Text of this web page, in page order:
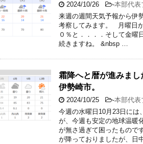
2024/10/26 -本部代表
来週の週間天気予報から伊
考察してみます。 月曜日
０％と．．．．そして金
続きますね。 &nbsp …
霜降へと暦が進みま
伊勢崎市。
2024/10/25 -本部代表
今週の水曜日10月23日には
が、今週も安定の地球温暖
が無さ過ぎて困ったもの
が降っておりましたが、日